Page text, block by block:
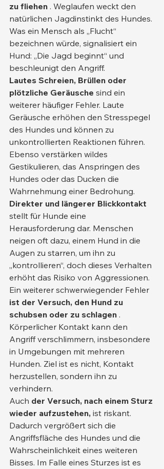
zu fliehen . Weglaufen weckt den
natürlichen Jagdinstinkt des Hundes.
Was ein Mensch als „Flucht“
bezeichnen würde, signalisiert ein
Hund: „Die Jagd beginnt“ und
beschleunigt den Angriff.
Lautes Schreien, Brüllen oder
plötzliche Geräusche sind ein
weiterer häufiger Fehler. Laute
Geräusche erhöhen den Stresspegel
des Hundes und können zu
unkontrollierten Reaktionen führen.
Ebenso verstärken wildes
Gestikulieren, das Anspringen des
Hundes oder das Ducken die
Wahrnehmung einer Bedrohung.
Direkter und längerer Blickkontakt
stellt für Hunde eine
Herausforderung dar. Menschen
neigen oft dazu, einem Hund in die
Augen zu starren, um ihn zu
„kontrollieren“, doch dieses Verhalten
erhöht das Risiko von Aggressionen.
Ein weiterer schwerwiegender Fehler
ist der Versuch, den Hund zu
schubsen oder zu schlagen .
Körperlicher Kontakt kann den
Angriff verschlimmern, insbesondere
in Umgebungen mit mehreren
Hunden. Ziel ist es nicht, Kontakt
herzustellen, sondern ihn zu
verhindern.
Auch der Versuch, nach einem Sturz
wieder aufzustehen, ist riskant.
Dadurch vergrößert sich die
Angriffsfläche des Hundes und die
Wahrscheinlichkeit eines weiteren
Bisses. Im Falle eines Sturzes ist es